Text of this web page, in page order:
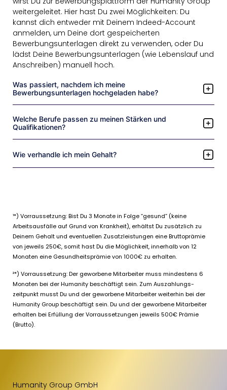
weitergeleitet. Hier hast Du zwei Möglichkeiten: Du
kannst dich entweder mit Deinem Indeed-Account
anmelden, um Deine dort gespeicherten
Bewerbungsunterlagen direkt zu verwenden, oder Du
lädst Deine Bewerbungsunterlagen (wie Lebenslauf und
Anschreiben) manuell hoch.
Was passiert, nachdem ich meine
Bewerbungsunterlagen hochgeladen habe?
Welche Berufe passen zu meinen Stärken und
Qualifikationen?
Wie verhandle ich mein Gehalt?
¹*) Vorraussetzung: Bist Du 3 Monate in Folge “gesund” (keine
Arbeitsausfälle auf Grund von Krankheit), erhältst Du zusätzlich zu
Deinem Gehalt und eventuellen Zusatzleistungen eine Bruttoprämie
von jeweils 250€, somit hast Du die Möglichkeit, innerhalb von 12
Monaten eine Gesundheitsprämie von 1000€ zu erhalten.
²*) Vorraussetzung: Der geworbene Mitarbeiter muss mindestens 6
Monaten bei der Humanity beschäftigt sein. Zum Auszahlungs-
zeitpunkt musst Du und der geworbene Mitarbeiter weiterhin bei der
Humanity Group beschäftigt sein. Du und der geworbene Mitarbeiter
erhalten bei Erfüllung der Vorraussetzungen jeweils 500€ Prämie
(Brutto).
Humanity Group GmbH